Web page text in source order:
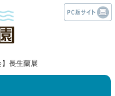
長生蘭展